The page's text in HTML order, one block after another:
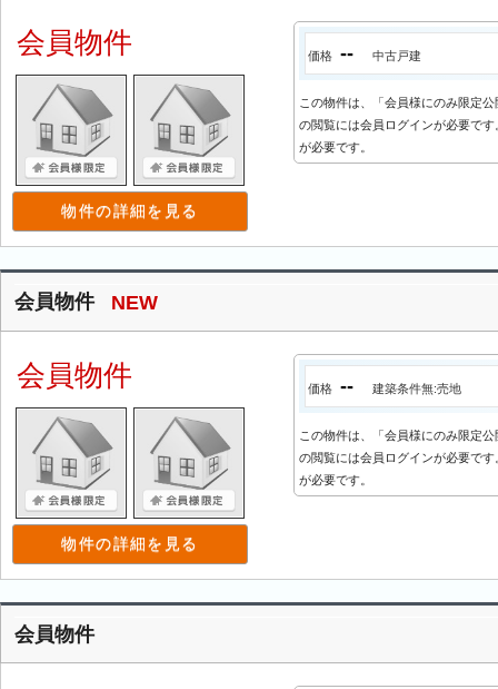
会員物件
物件の詳細を見る
価格 -- 中古戸建
この物件は、「会員様にのみ限定
の閲覧には会員ログインが必要で
が必要です。
会員物件 NEW
会員物件
物件の詳細を見る
価格 -- 建築条件無:売地
この物件は、「会員様にのみ限定
の閲覧には会員ログインが必要で
が必要です。
会員物件